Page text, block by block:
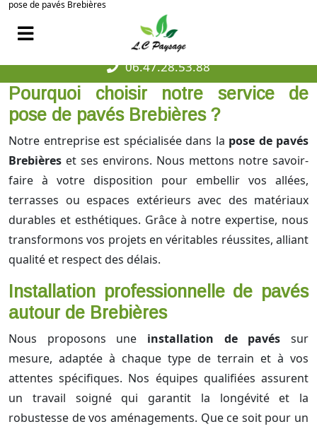
pose de pavés Brebières
06.47.28.53.88
Pourquoi choisir notre service de
pose de pavés Brebières ?
Notre entreprise est spécialisée dans la pose de pavés
Brebières et ses environs. Nous mettons notre savoir-
faire à votre disposition pour embellir vos allées,
terrasses ou espaces extérieurs avec des matériaux
durables et esthétiques. Grâce à notre expertise, nous
transformons vos projets en véritables réussites, alliant
qualité et respect des délais.
Installation professionnelle de pavés
autour de Brebières
Nous proposons une installation de pavés sur
mesure, adaptée à chaque type de terrain et à vos
attentes spécifiques. Nos équipes qualifiées assurent
un travail soigné qui garantit la longévité et la
robustesse de vos aménagements. Que ce soit pour un